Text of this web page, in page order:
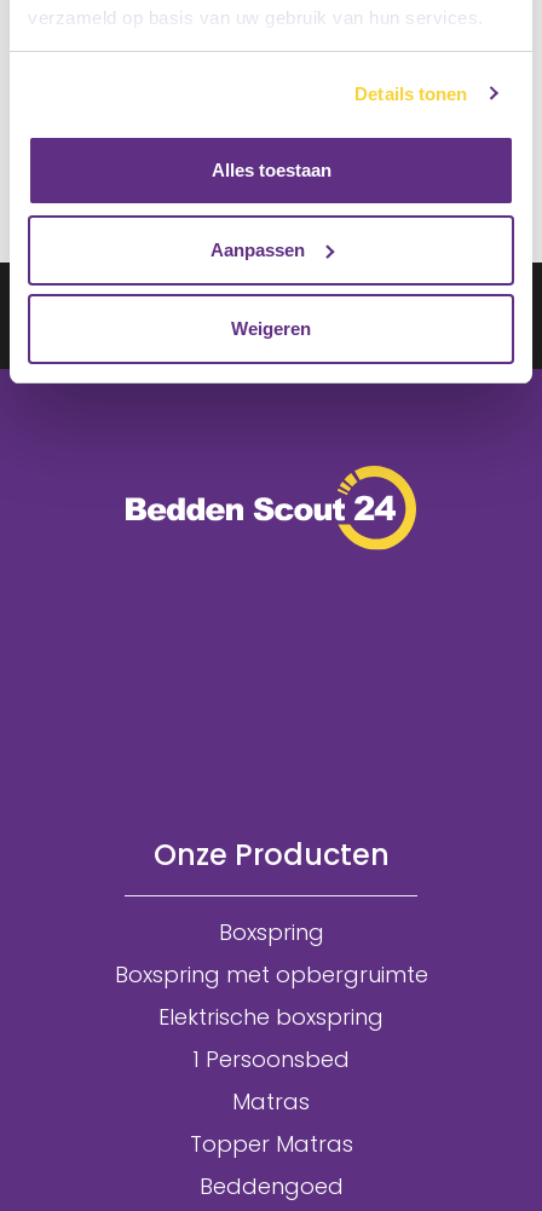
verzameld op basis van uw gebruik van hun services.
Details tonen
Alles toestaan
Aanpassen
Weigeren
Gratis Matras en Topper
€1395.00
€ 2325.00
Schrijf je in op onze nieuwsbrief
Onze Producten
Boxspring
Boxspring met opbergruimte
Elektrische boxspring
1 Persoonsbed
Matras
Topper Matras
Beddengoed